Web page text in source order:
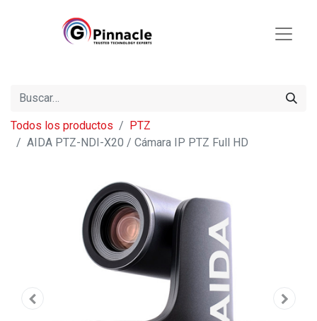
Todos los productos
PTZ
AIDA PTZ-NDI-X20 / Cámara IP PTZ Full HD